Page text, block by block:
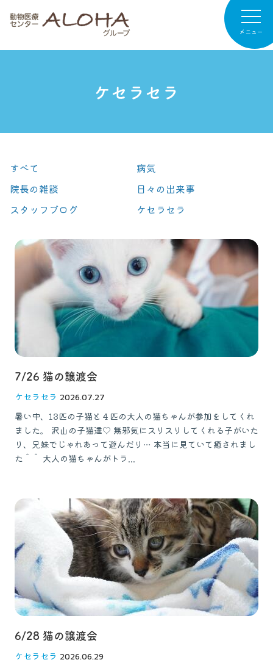
メニュー
お知らせ
病院日記
リクルート
お問い合わせ 獣医師の皆様へ
ケセラセラ
すべて
病気
院長の雑談
日々の出来事
スタッフブログ
ケセラセラ
7/26 猫の譲渡会
ケセラセラ 2026.07.27
暑い中、13匹の子猫と４匹の大人の猫ちゃんが参加をしてくれ
ました。 沢山の子猫達♡ 無邪気にスリスリしてくれる子がいた
り、兄妹でじゃれあって遊んだり… 本当に見ていて癒されまし
た＾＾ 大人の猫ちゃんがトラ...
6/28 猫の譲渡会
ケセラセラ 2026.06.29